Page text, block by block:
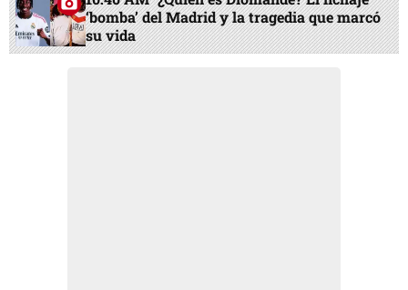
‘bomba’ del Madrid y la tragedia que marcó
su vida